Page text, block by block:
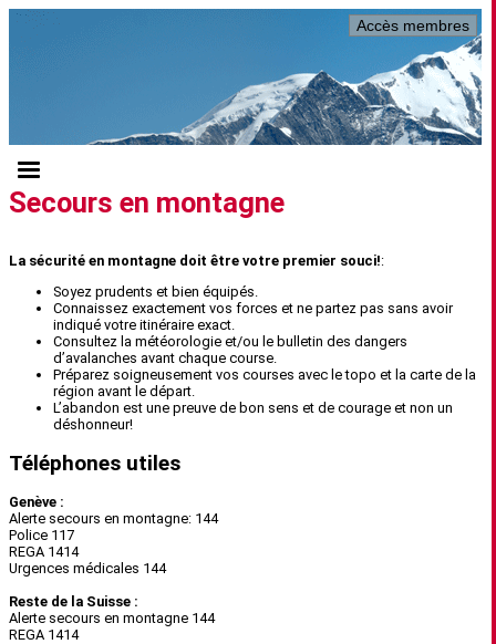
Accès membres
Secours en montagne
La sécurité en montagne doit être votre premier souci!:
Soyez prudents et bien équipés.
Connaissez exactement vos forces et ne partez pas sans avoir
indiqué votre itinéraire exact.
Consultez la météorologie et/ou le bulletin des dangers
d’avalanches avant chaque course.
Préparez soigneusement vos courses avec le topo et la carte de la
région avant le départ.
L’abandon est une preuve de bon sens et de courage et non un
déshonneur!
Téléphones utiles
Genève :
Alerte secours en montagne: 144
Police 117
REGA 1414
Urgences médicales 144
Reste de la Suisse :
Alerte secours en montagne 144
REGA 1414